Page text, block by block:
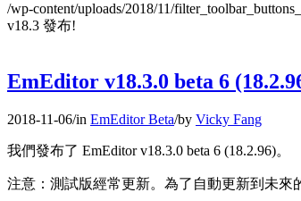
/wp-content/uploads/2018/11/
v18.3 發布!
EmEditor v18.3.0 beta 6
2018-11-06/in EmEditor Beta/by Vicky Fang
我們發布了 EmEditor v18.3.0 beta 6 (18.2.96)。
注意：測試版經常更新。為了自動更新到未來